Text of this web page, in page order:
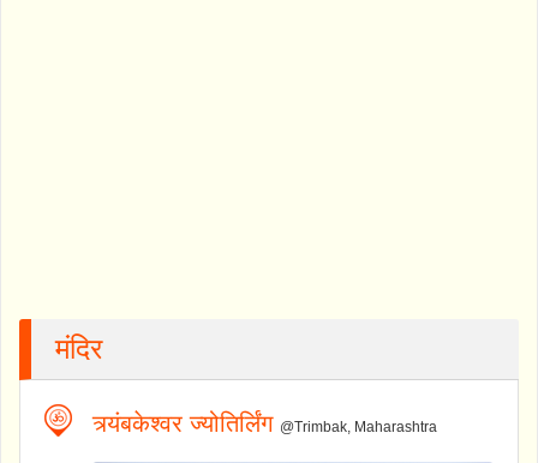
मंदिर
त्र्यंबकेश्वर ज्योतिर्लिंग @Trimbak, Maharashtra